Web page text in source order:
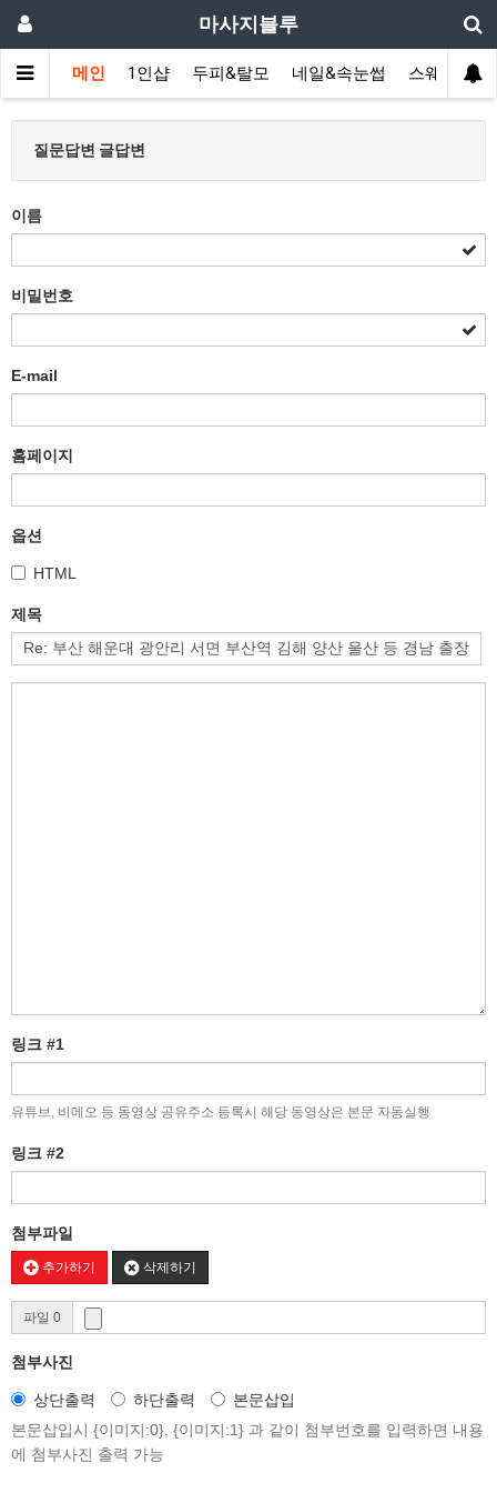
마사지블루
메인 1인샵 두피&탈모 네일&속눈썹 스웨디시(
질문답변 글답변
이름
비밀번호
E-mail
홈페이지
옵션
HTML
제목
링크 #1
유튜브, 비메오 등 동영상 공유주소 등록시 해당 동영상은 본문 자동실행
링크 #2
첨부파일
추가하기 삭제하기
파일 0
첨부사진
상단출력 하단출력
본문삽입
본문삽입시 {이미지:0}, {이미지:1} 과 같이 첨부번호를 입력하면 내용
에 첨부사진 출력 가능